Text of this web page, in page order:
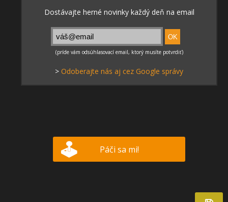
> Odoberajte nás aj cez Google správy
Páči sa mi!